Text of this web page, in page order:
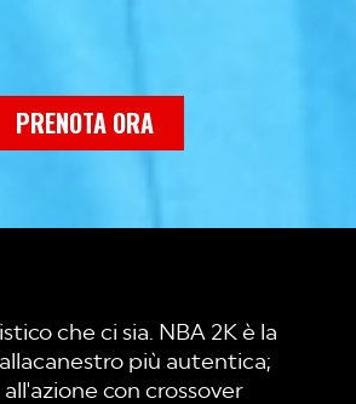
PRENOTA ORA
che ci sia. NBA 2K è la
più autentica;
con crossover